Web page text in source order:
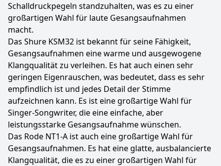
Schalldruckpegeln standzuhalten, was es zu einer
großartigen Wahl für laute Gesangsaufnahmen
macht.
Das Shure KSM32 ist bekannt für seine Fähigkeit,
Gesangsaufnahmen eine warme und ausgewogene
Klangqualität zu verleihen. Es hat auch einen sehr
geringen Eigenrauschen, was bedeutet, dass es sehr
empfindlich ist und jedes Detail der Stimme
aufzeichnen kann. Es ist eine großartige Wahl für
Singer-Songwriter, die eine einfache, aber
leistungsstarke Gesangsaufnahme wünschen.
Das Rode NT1-A ist auch eine großartige Wahl für
Gesangsaufnahmen. Es hat eine glatte, ausbalancierte
Klangqualität, die es zu einer großartigen Wahl für